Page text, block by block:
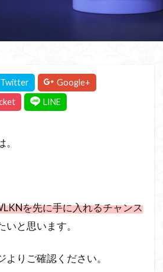
を先に手に入れるチャンス
と思います。
りご確認ください。